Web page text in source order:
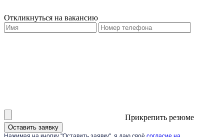
Откликнуться на вакансию
Прикрепить резюме
Оставить заявку